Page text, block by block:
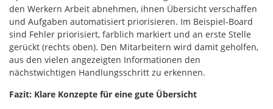
den Werkern Arbeit abnehmen, ihnen Übersicht verschaffen
und Aufgaben automatisiert priorisieren. Im Beispiel-Board
sind Fehler priorisiert, farblich markiert und an erste Stelle
gerückt (rechts oben). Den Mitarbeitern wird damit geholfen,
aus den vielen angezeigten Informationen den
nächstwichtigen Handlungsschritt zu erkennen.
Fazit: Klare Konzepte für eine gute Übersicht